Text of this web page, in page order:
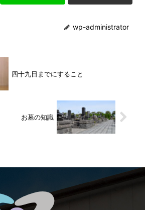
wp-administrator
四十九日までにすること
お墓の知識